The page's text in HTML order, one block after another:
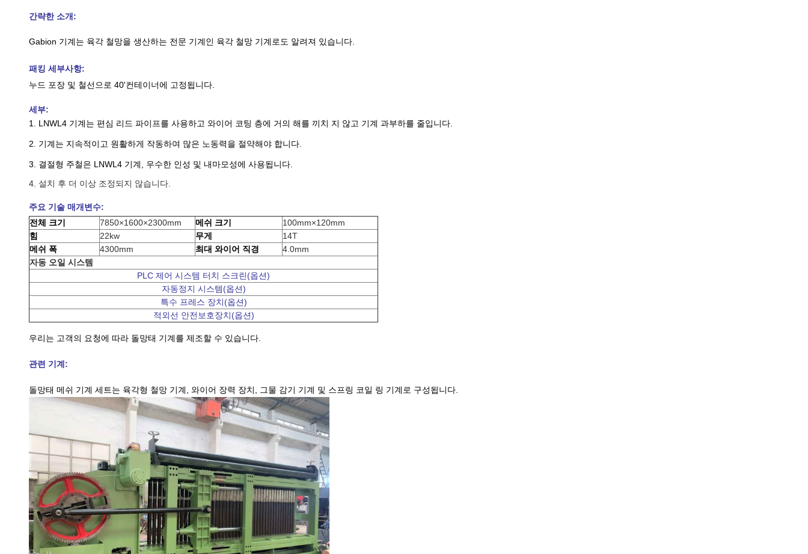
간략한 소개:
Gabion 기계는 육각 철망을 생산하는 전문 기계인 육각 철망 기계로도 알려져 있습니다.
패킹 세부사항:
누드 포장 및 철선으로 40'컨테이너에 고정됩니다.
세부:
1. LNWL4 기계는 편심 리드 파이프를 사용하고 와이어 코팅 층에 거의 해를 끼치 지 않고 기계 과부하를 줄입니다.
2. 기계는 지속적이고 원활하게 작동하여 많은 노동력을 절약해야 합니다.
3. 결절형 주철은 LNWL4 기계, 우수한 인성 및 내마모성에 사용됩니다.
4. 설치 후 더 이상 조정되지 않습니다.
주요 기술 매개변수:
전체 크기
7850×1600×2300mm 메쉬 크기
100mm×120mm
힘
22kw 무게
14T
메쉬 폭
4300mm 최대 와이어 직경
4.0mm
자동 오일 시스템
PLC 제어 시스템 터치 스크린(옵션)
자동정지 시스템(옵션)
특수 프레스 장치(옵션)
적외선 안전보호장치(옵션)
우리는 고객의 요청에 따라 돌망태 기계를 제조할 수 있습니다.
관련 기계:
돌망태 메쉬 기계 세트는 육각형 철망 기계, 와이어 장력 장치, 그물 감기 기계 및 스프링 코일 링 기계로 구성됩니다.